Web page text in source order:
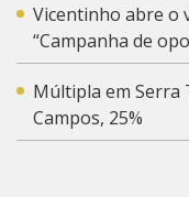
Vicentinho abre o
“Campanha de
Múltipla em Serra
Campos, 25%